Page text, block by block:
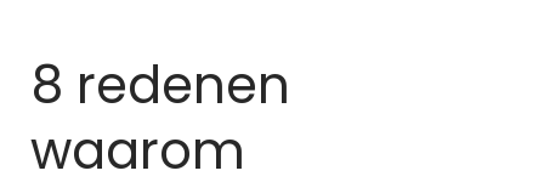
8 redenen
waarom